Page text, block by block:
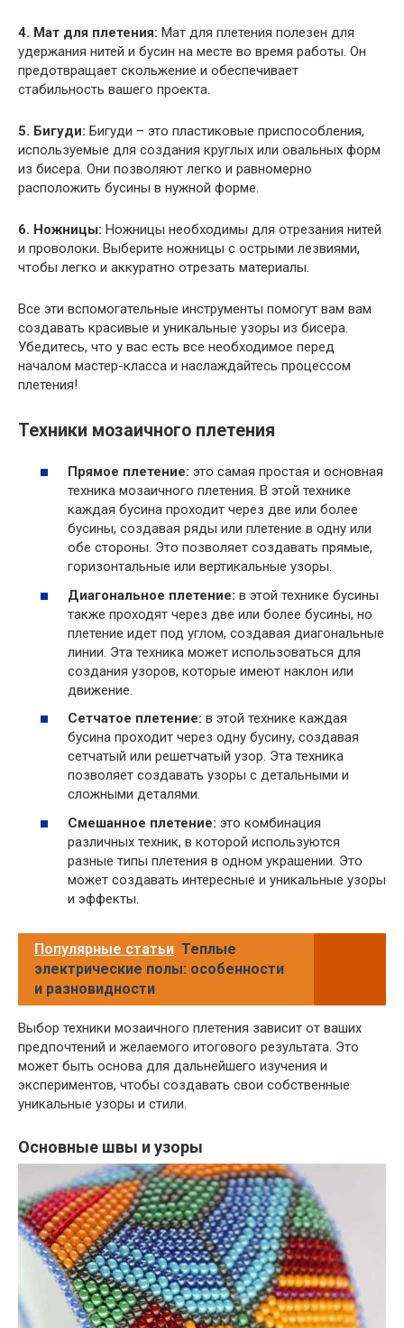
4. Мат для плетения: Мат для плетения полезен для
удержания нитей и бусин на месте во время работы. Он
предотвращает скольжение и обеспечивает
стабильность вашего проекта.
5. Бигуди: Бигуди – это пластиковые приспособления,
используемые для создания круглых или овальных форм
из бисера. Они позволяют легко и равномерно
расположить бусины в нужной форме.
6. Ножницы: Ножницы необходимы для отрезания нитей
и проволоки. Выберите ножницы с острыми лезвиями,
чтобы легко и аккуратно отрезать материалы.
Все эти вспомогательные инструменты помогут вам вам
создавать красивые и уникальные узоры из бисера.
Убедитесь, что у вас есть все необходимое перед
началом мастер-класса и наслаждайтесь процессом
плетения!
Техники мозаичного плетения
Прямое плетение: это самая простая и основная
техника мозаичного плетения. В этой технике
каждая бусина проходит через две или более
бусины, создавая ряды или плетение в одну или
обе стороны. Это позволяет создавать прямые,
горизонтальные или вертикальные узоры.
Диагональное плетение: в этой технике бусины
также проходят через две или более бусины, но
плетение идет под углом, создавая диагональные
линии. Эта техника может использоваться для
создания узоров, которые имеют наклон или
движение.
Сетчатое плетение: в этой технике каждая
бусина проходит через одну бусину, создавая
сетчатый или решетчатый узор. Эта техника
позволяет создавать узоры с детальными и
сложными деталями.
Смешанное плетение: это комбинация
различных техник, в которой используются
разные типы плетения в одном украшении. Это
может создавать интересные и уникальные узоры
и эффекты.
Популярные статьи Теплые
электрические полы: особенности
и разновидности
Выбор техники мозаичного плетения зависит от ваших
предпочтений и желаемого итогового результата. Это
может быть основа для дальнейшего изучения и
экспериментов, чтобы создавать свои собственные
уникальные узоры и стили.
Основные швы и узоры